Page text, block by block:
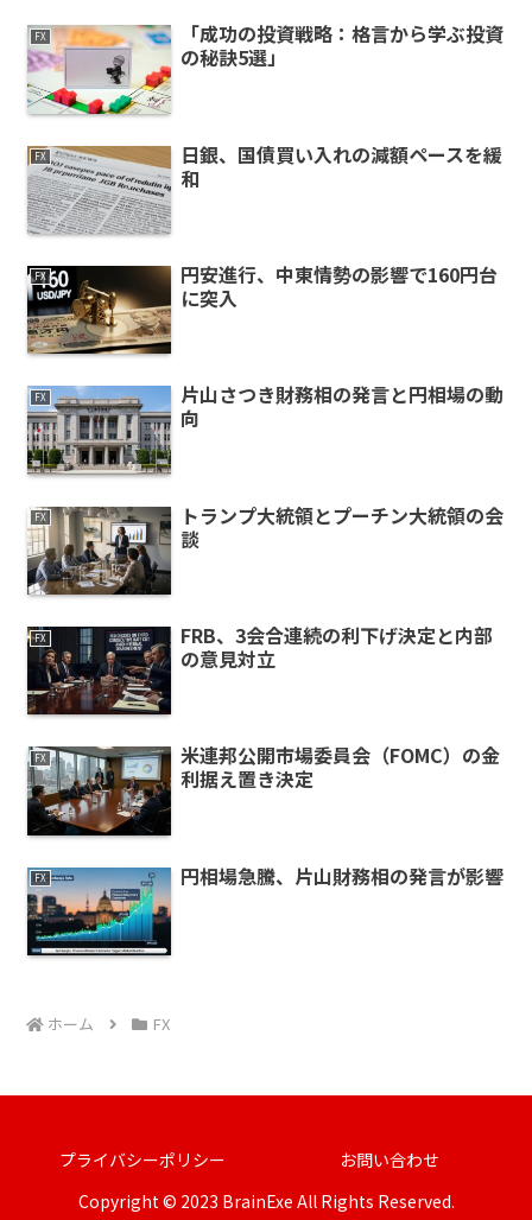
FX
「成功の投資戦略：格言から学ぶ投資
の秘訣5選」
FX
日銀、国債買い入れの減額ペースを緩
和
FX
円安進行、中東情勢の影響で160円台
に突入
FX
片山さつき財務相の発言と円相場の動
向
FX
トランプ大統領とプーチン大統領の会
談
FX
FRB、3会合連続の利下げ決定と内部
の意見対立
FX
米連邦公開市場委員会（FOMC）の金
利据え置き決定
FX 円相場急騰、片山財務相の発言が影響
ホーム FX
プライバシーポリシー
お問い合わせ
Copyright © 2023 BrainExe All Rights Reserved.